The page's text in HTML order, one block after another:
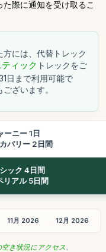
た際に通知を受け取るこ
には、代替トレック
ィック トレックをご
日まで利用可能で
ございます。
ーニー 1日
バリー 2日間
ック 4日間
リアル 5日間
11月 2026 12月 2026
き状況にアクセス。